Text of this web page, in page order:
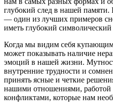
глубокий след в нашей
— один из лучших примеров
иметь глубокий
Когда мы видим себя
может показывать наличие
эмоций в нашей жизни.
внутренние трудности и
принять ясные и четкие
нашими отношениями,
конфликтами, которые нам